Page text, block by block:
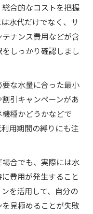
合的なコストを把握
水代だけでなく、サ
ナンス費用などが含
しっかり確認しまし
な水量に合った最小
引キャンペーンがあ
種かどうかなどで
用期間の縛りにも注
合でも、実際には水
費用が発生すること
を活用して、自分の
見極めることが失敗